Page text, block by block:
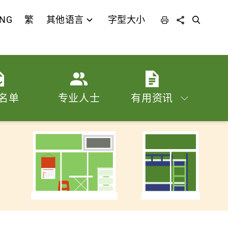
单 专业人士 有用资讯
繁 其他语言 字型大小
列印分享 搜寻